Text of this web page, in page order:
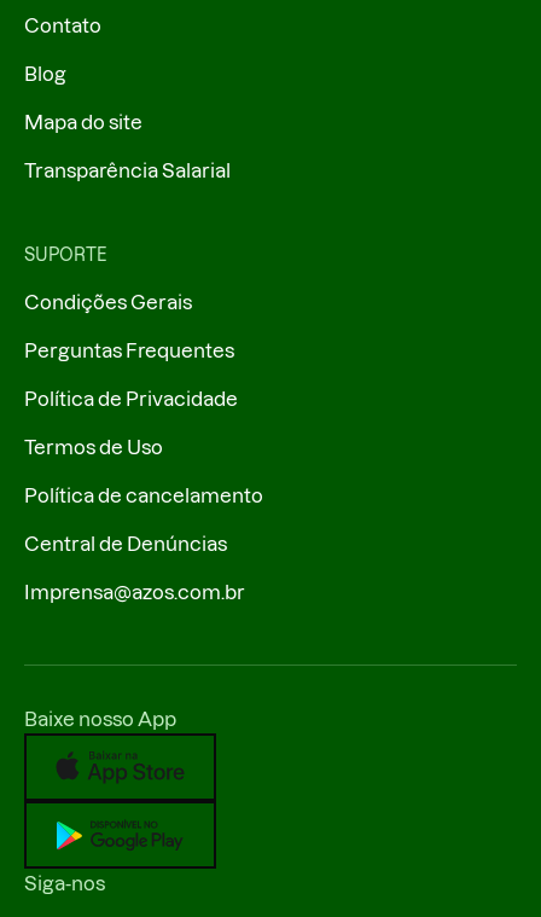
Contato
Blog
Mapa do site
Transparência Salarial
SUPORTE
Condições Gerais
Perguntas Frequentes
Política de Privacidade
Termos de Uso
Política de cancelamento
Central de Denúncias
Imprensa@azos.com.br
Baixe nosso App
Siga-nos